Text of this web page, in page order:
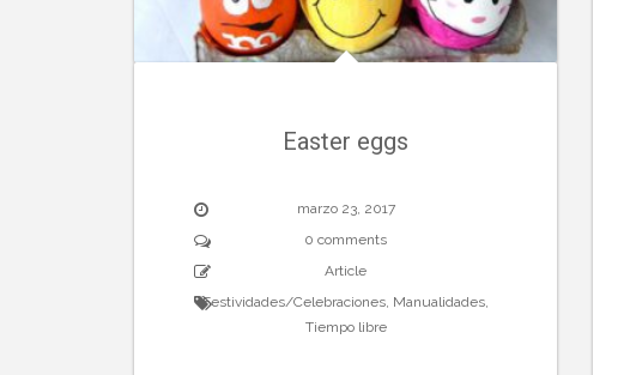
Easter eggs
marzo 23, 2017
0 comments
Article
Festividades/Celebraciones, Manualidades,
Tiempo libre